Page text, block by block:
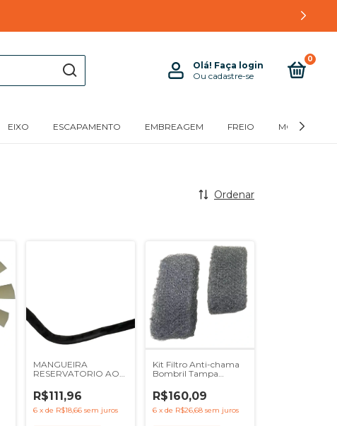
Olá! Faça login
Ou cadastre-se
0
EIXO ESCAPAMENTO EMBREAGEM FREIO MOTOR
Ordenar
MANGUEIRA
RESERVATORIO AO
LO916 - REF
9795013582
R$111,96
6 x de R$18,66 sem juros
Kit Filtro Anti-chama
Bombril Tampa
OM924 - Ref
9040160134
9040160234
R$160,09
6 x de R$26,68 sem juros